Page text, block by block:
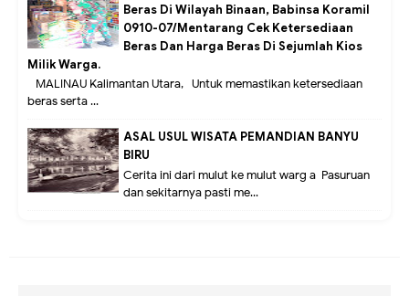
Beras Di Wilayah Binaan, Babinsa Koramil
0910-07/Mentarang Cek Ketersediaan
Beras Dan Harga Beras Di Sejumlah Kios
Milik Warga.
MALINAU Kalimantan Utara,- Untuk memastikan ketersediaan
beras serta ...
ASAL USUL WISATA PEMANDIAN BANYU
BIRU
Cerita ini dari mulut ke mulut warg a Pasuruan
dan sekitarnya pasti me...